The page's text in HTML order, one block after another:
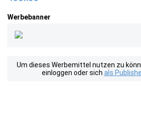
Werbebanner
Um dieses Werbemittel nutzen zu
einloggen oder sich als